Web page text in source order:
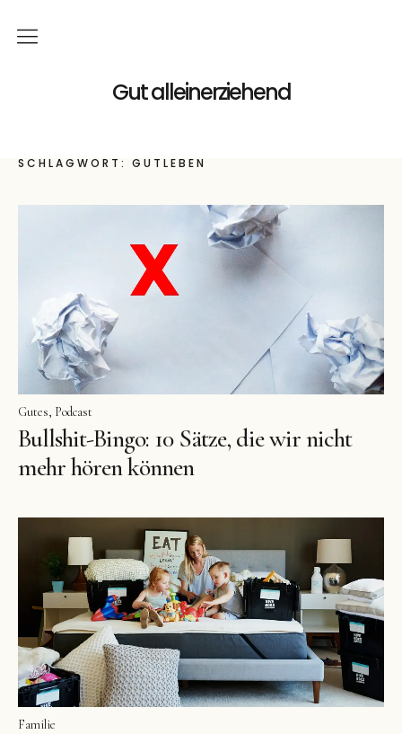
Gut alleinerziehend
Home
Geld
Podcast
Buchreihe
SCHLAGWORT: GUTLEBEN
Gutes Podcast
Bullshit-Bingo: 10 Sätze, die wir nicht
mehr hören können
Familie